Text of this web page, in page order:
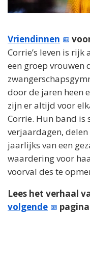
Vriendinnen
Corrie’s leven is
een groep vrouwen
door de jaren heen
zijn er altijd voor
Corrie. Hun band is
verjaardagen,
jaarlijks van een
waardering voor
voorval des te
Lees het verhaal
volgende